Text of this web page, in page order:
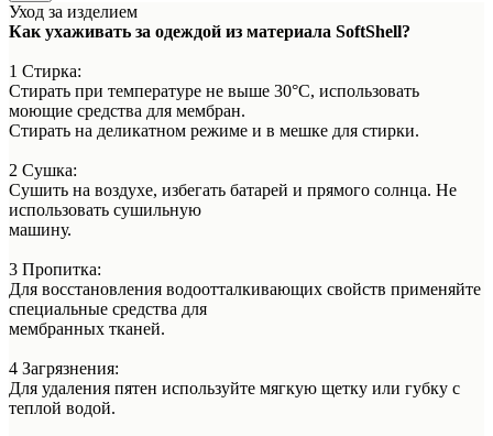
Уход за изделием
Как ухаживать за одеждой из материала SoftShell?
1 Стирка:
Стирать при температуре не выше 30°C, использовать
моющие средства для мембран.
Стирать на деликатном режиме и в мешке для стирки.
2 Сушка:
Сушить на воздухе, избегать батарей и прямого солнца. Не
использовать сушильную
машину.
3 Пропитка:
Для восстановления водоотталкивающих свойств применяйте
специальные средства для
мембранных тканей.
4 Загрязнения:
Для удаления пятен используйте мягкую щетку или губку с
теплой водой.